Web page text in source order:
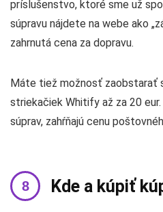
príslušenstvo, ktoré sme už
súpravu nájdete na webe ako
zahrnutá cena za dopravu.
Máte tiež možnosť zaobstarať
striekačiek Whitify až za 20
súprav, zahŕňajú cenu
Kde a kúpiť